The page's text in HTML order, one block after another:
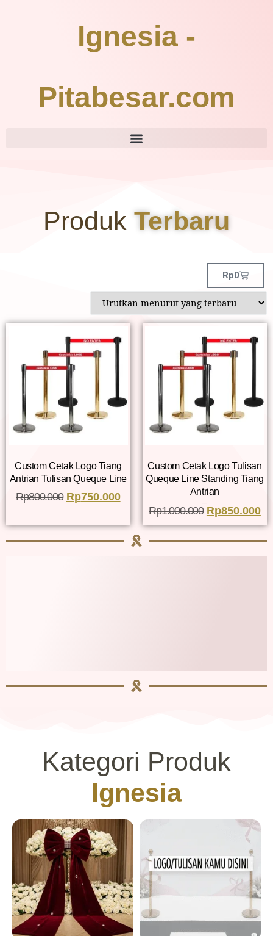
Ignesia -
Pitabesar.com
Produk Terbaru
Rp0
Custom Cetak Logo Tiang
Antrian Tulisan Queque Line
Rp800.000 Rp750.000
Custom Cetak Logo Tulisan
Queque Line Standing Tiang
Antrian
Rp1.000.000 Rp850.000
Kategori Produk
Ignesia